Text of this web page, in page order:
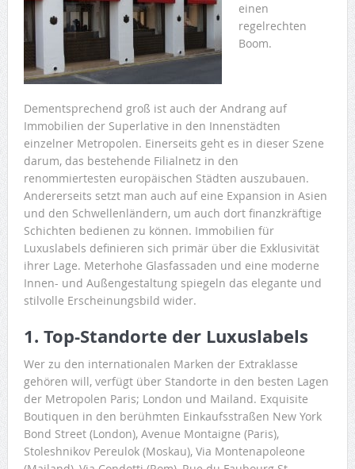
einen
regelrechten
Boom.
Dementsprechend groß ist auch der Andrang auf
Immobilien der Superlative in den Innenstädten
einzelner Metropolen. Einerseits geht es in dieser Szene
darum, das bestehende Filialnetz in den
renommiertesten europäischen Städten auszubauen.
Andererseits setzt man auch auf eine Expansion in Asien
und den Schwellenländern, um auch dort finanzkräftige
Schichten bedienen zu können. Immobilien für
Luxuslabels definieren sich primär über die Exklusivität
ihrer Lage. Meterhohe Glasfassaden und eine moderne
Innen- und Außengestaltung spiegeln das elegante und
stilvolle Erscheinungsbild wider.
1. Top-Standorte der Luxuslabels
Wer zu den internationalen Marken der Extraklasse
gehören will, verfügt über Standorte in den besten Lagen
der Metropolen Paris; London und Mailand. Exquisite
Boutiquen in den berühmten Einkaufsstraßen New York
Bond Street (London), Avenue Montaigne (Paris),
Stoleshnikov Pereulok (Moskau), Via Montenapoleone